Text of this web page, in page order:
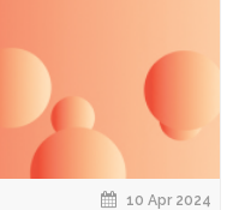
10 Apr 2024